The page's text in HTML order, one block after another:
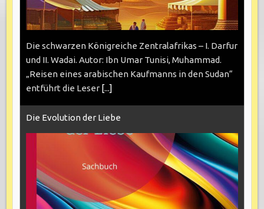
Die schwarzen Königreiche Zentralafrikas – I. Darfur
und II. Wadai. Autor: Ibn Umar Tunisi, Muhammad.
„Reisen eines arabischen Kaufmanns in den Sudan“
entführt die Leser [...]
Die Evolution der Liebe